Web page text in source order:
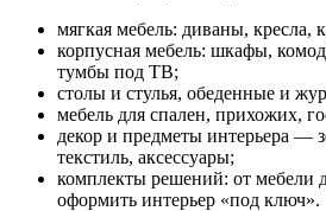
мягкая мебель: диваны, кресла,
корпусная мебель: шкафы,
тумбы под ТВ;
столы и стулья, обеденные и
мебель для спален, прихожих,
декор и предметы интерьера —
текстиль, аксессуары;
комплекты решений: от мебели
оформить интерьер «под ключ».